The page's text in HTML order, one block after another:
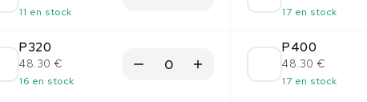
11 en stock 17 en stock
P320
48.30 €
16 en stock
P400
48.30 €
17 en stock